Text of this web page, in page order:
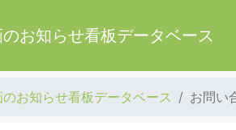
お知らせ看板データベース
お知らせ看板データベース お問い